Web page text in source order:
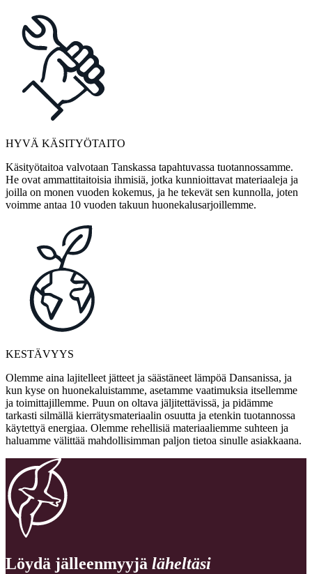
HYVÄ KÄSITYÖTAITO
Käsityötaitoa valvotaan Tanskassa tapahtuvassa tuotannossamme.
He ovat ammattitaitoisia ihmisiä, jotka kunnioittavat materiaaleja ja
joilla on monen vuoden kokemus, ja he tekevät sen kunnolla, joten
voimme antaa 10 vuoden takuun huonekalusarjoillemme.
KESTÄVYYS
Olemme aina lajitelleet jätteet ja säästäneet lämpöä Dansanissa, ja
kun kyse on huonekaluistamme, asetamme vaatimuksia itsellemme
ja toimittajillemme. Puun on oltava jäljitettävissä, ja pidämme
tarkasti silmällä kierrätysmateriaalin osuutta ja etenkin tuotannossa
käytettyä energiaa. Olemme rehellisiä materiaaliemme suhteen ja
haluamme välittää mahdollisimman paljon tietoa sinulle asiakkaana.
Löydä jälleenmyyjä läheltäsi